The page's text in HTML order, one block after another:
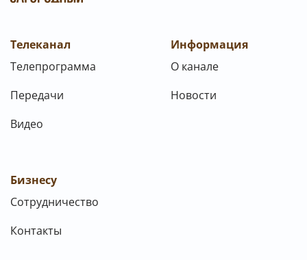
Телеканал
Телепрограмма
Передачи
Видео
Информация
О канале
Новости
Бизнесу
Сотрудничество
Контакты